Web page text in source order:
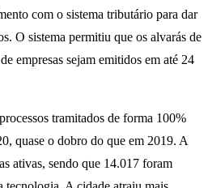
com o sistema tributário para dar
O sistema permitiu que os alvarás de
empresas sejam emitidos em até 24
tramitados de forma 100%
quase o dobro do que em 2019. A
ativas, sendo que 14.017 foram